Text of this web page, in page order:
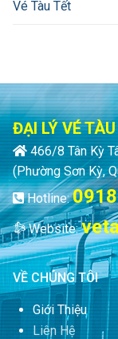
Vé Tàu Tết
ĐẠI LÝ VÉ
466/8 Tân Kỳ
(Phường Sơn Kỳ,
Hotline:
Website:
VỀ CHÚNG TÔI
Giới Thiệu
Liên Hệ